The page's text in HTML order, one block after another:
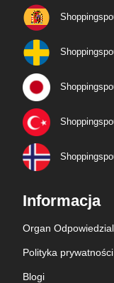
Informacja
Organ
Polityka prywatności
Blogi